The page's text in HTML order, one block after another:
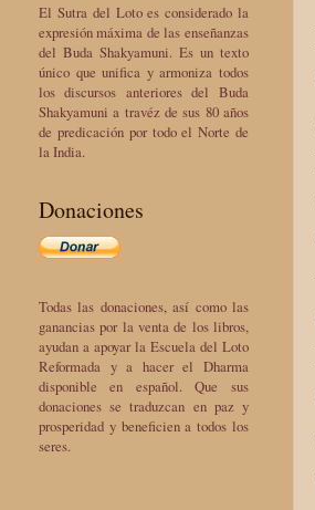
El Sutra del Loto es considerado la
expresión máxima de las enseñanzas
del Buda Shakyamuni. Es un texto
único que unifica y armoniza todos
los discursos anteriores del Buda
Shakyamuni a travéz de sus 80 años
de predicación por todo el Norte de
la India.
Donaciones
Todas las donaciones, así como las
ganancias por la venta de los libros,
ayudan a apoyar la Escuela del Loto
Reformada y a hacer el Dharma
disponible en español. Que sus
donaciones se traduzcan en paz y
prosperidad y beneficien a todos los
seres.